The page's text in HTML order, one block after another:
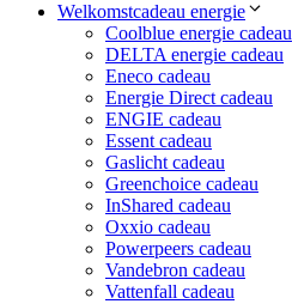
Welkomstcadeau energie
Coolblue energie cadeau
DELTA energie cadeau
Eneco cadeau
Energie Direct cadeau
ENGIE cadeau
Essent cadeau
Gaslicht cadeau
Greenchoice cadeau
InShared cadeau
Oxxio cadeau
Powerpeers cadeau
Vandebron cadeau
Vattenfall cadeau